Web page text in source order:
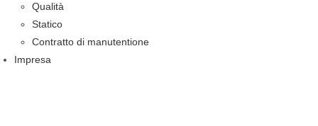
Qualità
Statico
Contratto di manutentione
Impresa